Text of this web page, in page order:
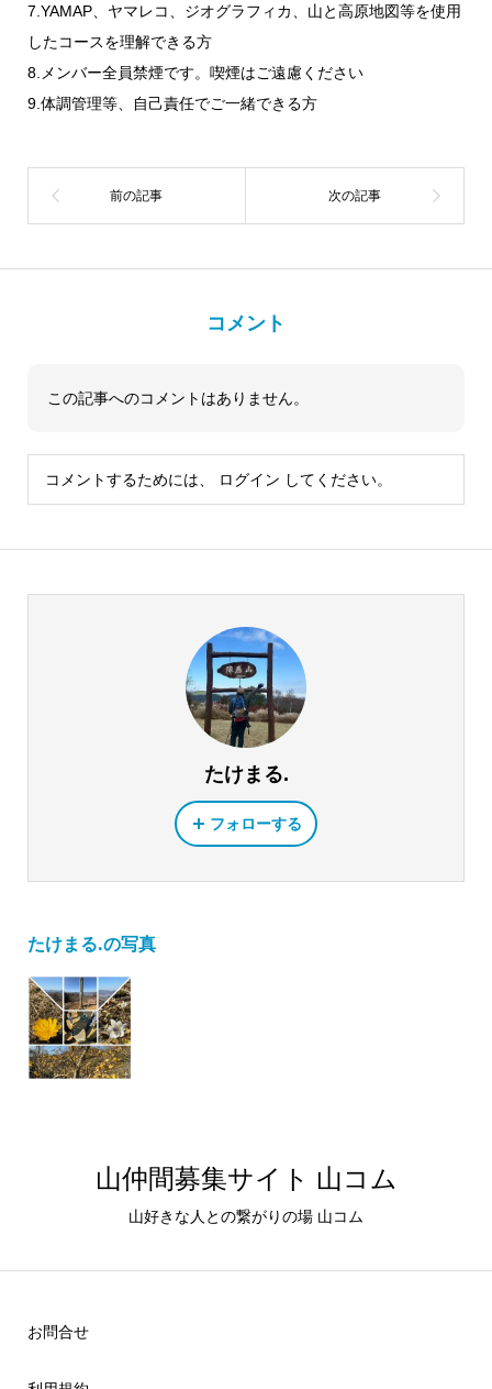
7.YAMAP、ヤマレコ、ジオグラフィカ、山と高原地図等を使用
したコースを理解できる方
8.メンバー全員禁煙です。喫煙はご遠慮ください
9.体調管理等、自己責任でご一緒できる方
コメント
この記事へのコメントはありません。
コメントするためには、 ログイン してください。
たけまる.
フォローする
たけまる.の写真
山仲間募集サイト 山コム
山好きな人との繋がりの場 山コム
お問合せ